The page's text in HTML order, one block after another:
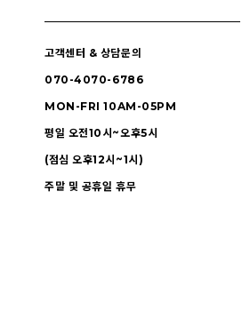
고객센터 & 상담문의
070-4070-6786
MON-FRI 10AM-05PM
평일 오전10시~오후5시
(점심 오후12시~1시)
주말 및 공휴일 휴무